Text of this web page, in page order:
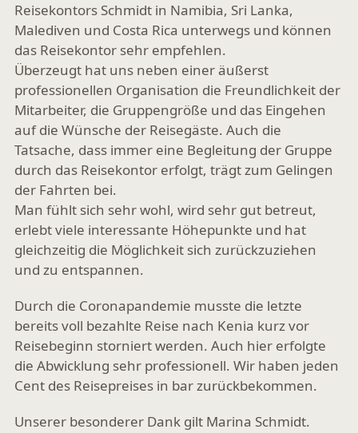
Reisekontors Schmidt in Namibia, Sri Lanka,
Malediven und Costa Rica unterwegs und können
das Reisekontor sehr empfehlen.
Überzeugt hat uns neben einer äußerst
professionellen Organisation die Freundlichkeit der
Mitarbeiter, die Gruppengröße und das Eingehen
auf die Wünsche der Reisegäste. Auch die
Tatsache, dass immer eine Begleitung der Gruppe
durch das Reisekontor erfolgt, trägt zum Gelingen
der Fahrten bei.
Man fühlt sich sehr wohl, wird sehr gut betreut,
erlebt viele interessante Höhepunkte und hat
gleichzeitig die Möglichkeit sich zurückzuziehen
und zu entspannen.
Durch die Coronapandemie musste die letzte
bereits voll bezahlte Reise nach Kenia kurz vor
Reisebeginn storniert werden. Auch hier erfolgte
die Abwicklung sehr professionell. Wir haben jeden
Cent des Reisepreises in bar zurückbekommen.
Unserer besonderer Dank gilt Marina Schmidt.